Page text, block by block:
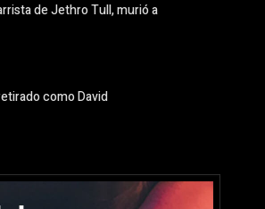
de Jethro Tull, murió a
como David